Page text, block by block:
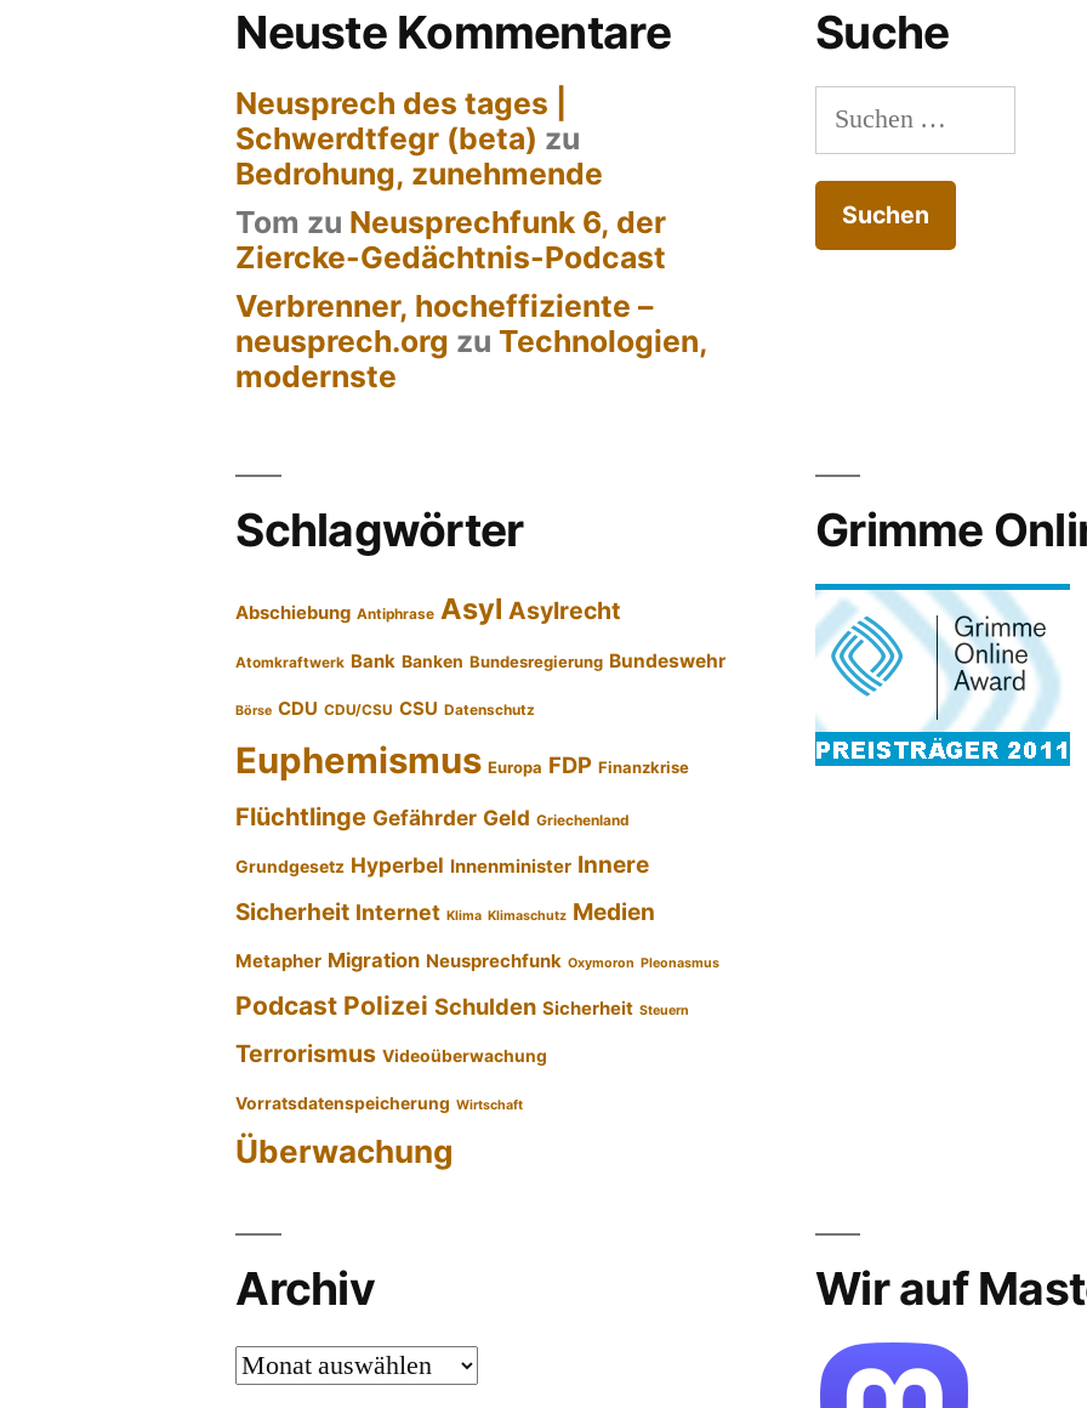
Neuste Kommentare
Neusprech des tages |
Schwerdtfegr (beta) zu
Bedrohung, zunehmende
Tom zu Neusprechfunk 6, der
Ziercke-Gedächtnis-Podcast
Verbrenner, hocheffiziente –
neusprech.org zuTechnologien,
modernste
Suche
Suchen
nach:
Schlagwörter
Abschiebung Antiphrase Asyl Asylrecht
Atomkraftwerk Bank Banken Bundesregierung Bundeswehr
Börse CDU CDU/CSU CSU Datenschutz
Euphemismus Europa FDP Finanzkrise
Flüchtlinge Gefährder Geld Griechenland
Grundgesetz Hyperbel Innenminister Innere
Sicherheit Internet Klima Klimaschutz Medien
Metapher Migration Neusprechfunk Oxymoron Pleonasmus
Podcast Polizei Schulden Sicherheit Steuern
Terrorismus Videoüberwachung
Vorratsdatenspeicherung Wirtschaft
Überwachung
Grimme
Archiv
Archiv
Wir auf